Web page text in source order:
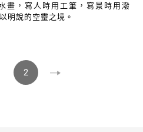
畫，寫人時用工筆，寫景時用潑
明說的空靈之境。
2